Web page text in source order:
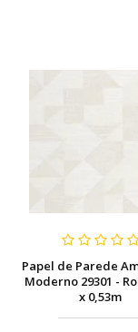
Papel de Parede
Moderno 29301 -
x 0,53m